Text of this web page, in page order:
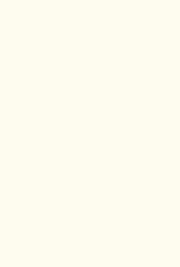
校內語文競賽
校內語文競賽